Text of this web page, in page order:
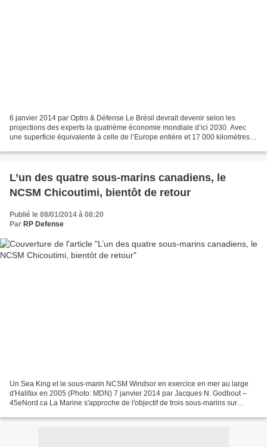
6 janvier 2014 par Optro & Défense Le Brésil devrait devenir selon les
projections des experts la quatrième économie mondiale d’ici 2030. Avec
une superficie équivalente à celle de l’Europe entière et 17 000 kilomètres
L’un des quatre sous-marins canadiens, le
NCSM Chicoutimi, bientôt de retour
Publié le 08/01/2014 à 08:20
Par RP Defense
Un Sea King et le sous-marin NCSM Windsor en exercice en mer au large
d'Halifax en 2005 (Photo: MDN) 7 janvier 2014 par Jacques N. Godbout –
45eNord.ca La Marine s'approche de l'objectif de trois sous-marins sur